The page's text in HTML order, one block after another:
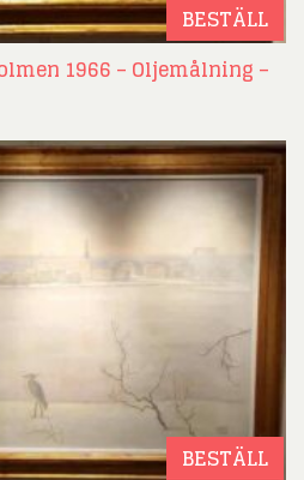
BESTÄLL
1966 – Oljemålning –
BESTÄLL